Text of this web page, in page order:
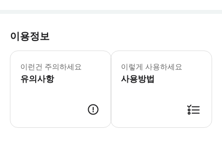
이용정보
이런건 주의하세요
유의사항
* 소요시간 : 210분 (옵션에 따라 소요
이렇게 사용하세요
사용방법